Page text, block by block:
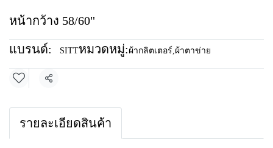
หน้ากว้าง 58/60"
แบรนด์: SITTหมวดหมู่: ผ้ากลิตเตอร์,ผ้าตาข่าย
แชร์
รายละเอียดสินค้า